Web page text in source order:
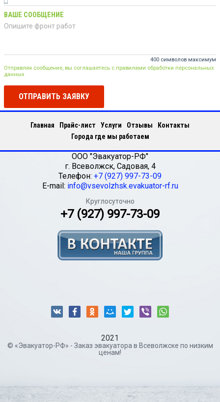
ВАШЕ СООБЩЕНИЕ
400 символов максимум
Отправляя сообщение, вы соглашаетесь с правилами обработки персональных
данных
ОТПРАВИТЬ ЗАЯВКУ
Главная Прайс-лист Услуги Отзывы
Контакты
Города где мы работаем
ООО "Эвакуатор-РФ"
г. Всеволжск, Садовая, 4
Телефон: +7 (927) 997-73-09
E-mail: info@vsevolzhsk.evakuator-rf.ru
Круглосуточно
+7 (927) 997-73-09
2021
© «Эвакуатор-РФ» - Заказ эвакуатора в Всеволжске по низким
ценам!